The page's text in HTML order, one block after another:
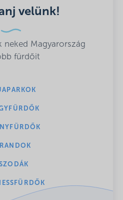
velünk!
neked Magyarország
fürdőit